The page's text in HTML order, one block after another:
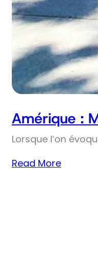
Amérique :
Lorsque l’on
Read More